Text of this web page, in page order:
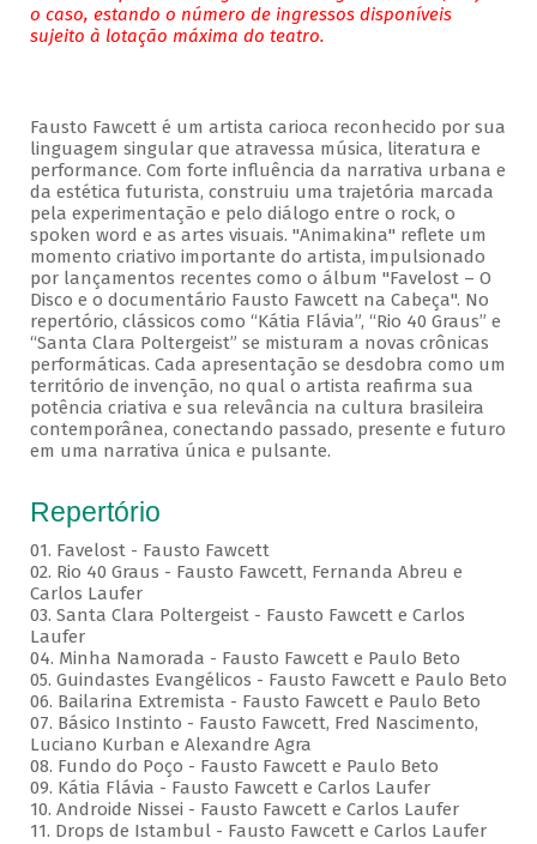
o caso, estando o número de ingressos disponíveis
sujeito à lotação máxima do teatro.
Fausto Fawcett é um artista carioca reconhecido por sua
linguagem singular que atravessa música, literatura e
performance. Com forte influência da narrativa urbana e
da estética futurista, construiu uma trajetória marcada
pela experimentação e pelo diálogo entre o rock, o
spoken word e as artes visuais. "Animakina" reflete um
momento criativo importante do artista, impulsionado
por lançamentos recentes como o álbum "Favelost – O
Disco e o documentário Fausto Fawcett na Cabeça". No
repertório, clássicos como “Kátia Flávia”, “Rio 40 Graus” e
“Santa Clara Poltergeist” se misturam a novas crônicas
performáticas. Cada apresentação se desdobra como um
território de invenção, no qual o artista reafirma sua
potência criativa e sua relevância na cultura brasileira
contemporânea, conectando passado, presente e futuro
em uma narrativa única e pulsante.
Repertório
01. Favelost - Fausto Fawcett
02. Rio 40 Graus - Fausto Fawcett, Fernanda Abreu e
Carlos Laufer
03. Santa Clara Poltergeist - Fausto Fawcett e Carlos
Laufer
04. Minha Namorada - Fausto Fawcett e Paulo Beto
05. Guindastes Evangélicos - Fausto Fawcett e Paulo Beto
06. Bailarina Extremista - Fausto Fawcett e Paulo Beto
07. Básico Instinto - Fausto Fawcett, Fred Nascimento,
Luciano Kurban e Alexandre Agra
08. Fundo do Poço - Fausto Fawcett e Paulo Beto
09. Kátia Flávia - Fausto Fawcett e Carlos Laufer
10. Androide Nissei - Fausto Fawcett e Carlos Laufer
11. Drops de Istambul - Fausto Fawcett e Carlos Laufer